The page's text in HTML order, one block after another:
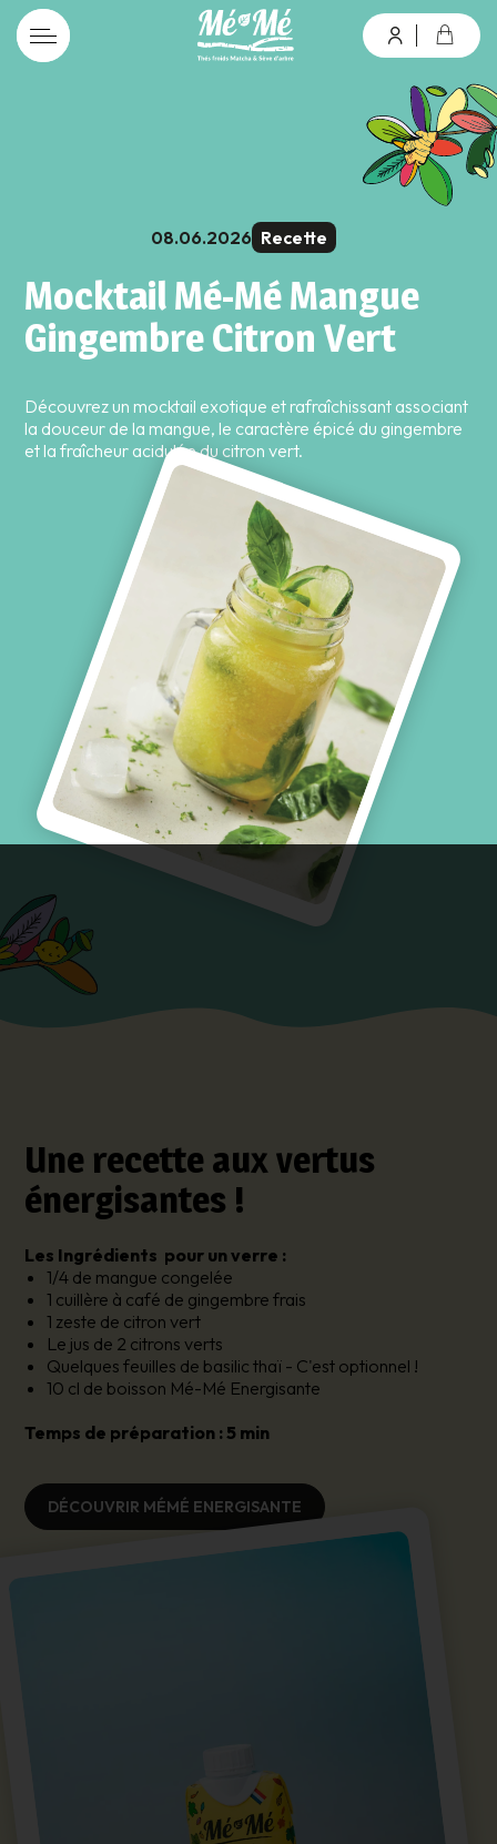
connexion
Valider
Inscription
08.06.2026 Recette
Mocktail Mé-Mé Mangue
Gingembre Citron Vert
Découvrez un mocktail exotique et rafraîchissant associant
la douceur de la mangue, le caractère épicé du gingembre
et la fraîcheur acidulée du citron vert.
Une recette aux vertus
énergisantes !
Les Ingrédients pour un verre :
1/4 de mangue congelée
1 cuillère à café de gingembre frais
1 zeste de citron vert
Le jus de 2 citrons verts
Quelques feuilles de basilic thaï - C'est optionnel !
10 cl de boisson Mé-Mé Energisante
Temps de préparation : 5 min
DÉCOUVRIR MÉMÉ ENERGISANTE